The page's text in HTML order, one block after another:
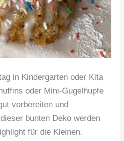
in Kindergarten oder Kita
oder Mini-Gugelhupfe
vorbereiten und
bunten Deko werden
für die Kleinen.